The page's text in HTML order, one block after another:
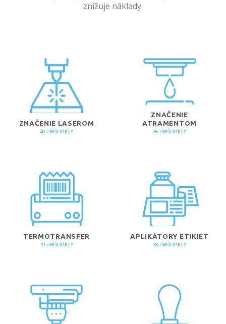
znižuje náklady.
ZNAČENIE LASEROM
40 PRODUKTY
ZNAČENIE
ATRAMENTOM
26 PRODUKTY
TERMOTRANSFER
19 PRODUKTY
APLIKÁTORY ETIKIET
38 PRODUKTY